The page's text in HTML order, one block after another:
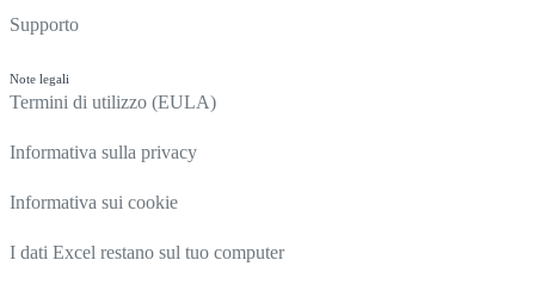
Supporto
Note legali
Termini di utilizzo (EULA)
Informativa sulla privacy
Informativa sui cookie
I dati Excel restano sul tuo computer